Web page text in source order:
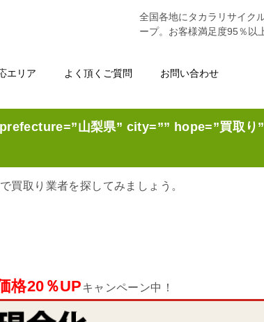
全国各地にタカラリサイク
ープ。お客様満足度95％以
エリア よく頂くご質問 お問い合わせ
山梨県” city=”” hope=”買取り
買取り業者を探してみましょう。
格20％UPキャンペーン中！